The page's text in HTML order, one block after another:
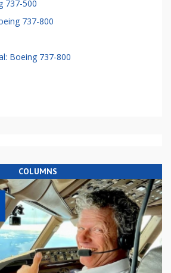
737-500
737-800
Boeing 737-800
COLUMNS